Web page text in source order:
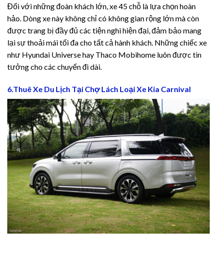
Đối với những đoàn khách lớn, xe 45 chỗ là lựa chọn hoàn
hảo. Dòng xe này không chỉ có không gian rộng lớn mà còn
được trang bị đầy đủ các tiện nghi hiện đại, đảm bảo mang
lại sự thoải mái tối đa cho tất cả hành khách. Những chiếc xe
như Hyundai Universe hay Thaco Mobihome luôn được tin
tưởng cho các chuyến đi dài.
6.Thuê Xe Du Lịch Tại Chợ Lách Loại Xe Kia Carnival